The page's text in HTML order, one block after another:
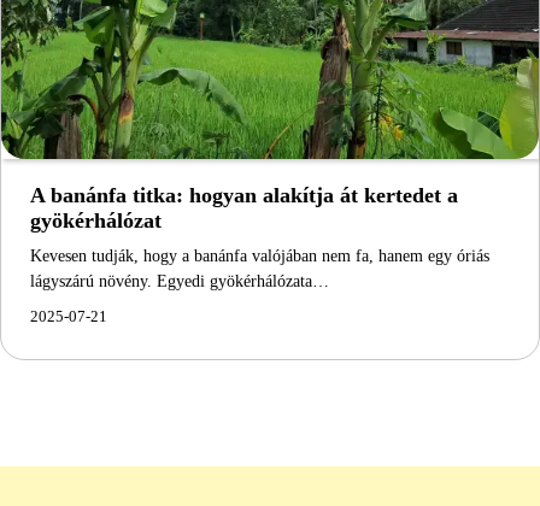
A banánfa titka: hogyan alakítja át kertedet a
gyökérhálózat
Kevesen tudják, hogy a banánfa valójában nem fa, hanem egy óriás
lágyszárú növény. Egyedi gyökérhálózata…
2025-07-21